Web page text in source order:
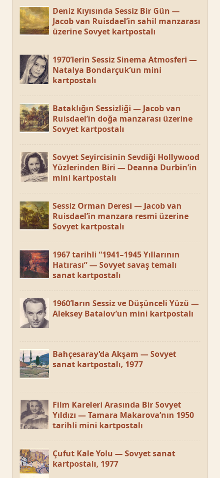
Deniz Kıyısında Sessiz Bir Gün —
Jacob van Ruisdael’in sahil manzarası
üzerine Sovyet kartpostalı
1970’lerin Sessiz Sinema Atmosferi —
Natalya Bondarçuk’un mini
kartpostalı
Bataklığın Sessizliği — Jacob van
Ruisdael’in doğa manzarası üzerine
Sovyet kartpostalı
Sovyet Seyircisinin Sevdiği Hollywood
Yüzlerinden Biri — Deanna Durbin’in
mini kartpostalı
Sessiz Orman Deresi — Jacob van
Ruisdael’in manzara resmi üzerine
Sovyet kartpostalı
1967 tarihli “1941–1945 Yıllarının
Hatırası” — Sovyet savaş temalı
sanat kartpostalı
1960’ların Sessiz ve Düşünceli Yüzü —
Aleksey Batalov’un mini kartpostalı
Bahçesaray’da Akşam — Sovyet
sanat kartpostalı, 1977
Film Kareleri Arasında Bir Sovyet
Yıldızı — Tamara Makarova’nın 1950
tarihli mini kartpostalı
Çufut Kale Yolu — Sovyet sanat
kartpostalı, 1977